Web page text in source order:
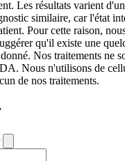
Les résultats varient
similaire, car l'état
Pour cette raison,
qu'il existe une
Nos traitements ne
Nous n'utilisons de
de nos traitements.